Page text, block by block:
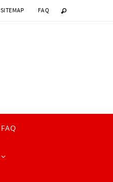
SITEMAP FAQ
FAQ